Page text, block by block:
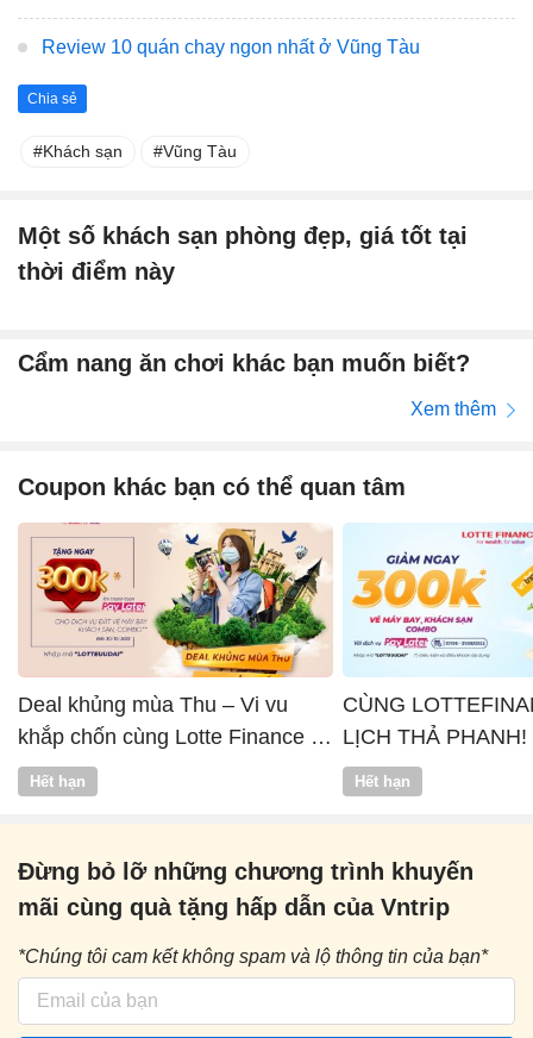
Review 10 quán chay ngon nhất ở Vũng Tàu
Chia sẻ
Khách sạn Vũng Tàu
Một số khách sạn phòng đẹp, giá tốt tại
thời điểm này
Cẩm nang ăn chơi khác bạn muốn biết?
Xem thêm
Coupon khác bạn có thể quan tâm
Deal khủng mùa Thu – Vi vu
khắp chốn cùng Lotte Finance x
Vntrip
Hết hạn
CÙNG
LỊCH THẢ PHANH!
Hết hạn
Đừng bỏ lỡ những chương trình khuyến
mãi cùng quà tặng hấp dẫn của Vntrip
*Chúng tôi cam kết không spam và lộ thông tin của bạn*